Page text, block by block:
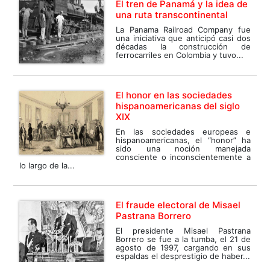
El tren de Panamá y la idea de
una ruta transcontinental
La Panama Railroad Company fue
una iniciativa que anticipó casi dos
décadas la construcción de
ferrocarriles en Colombia y tuvo...
El honor en las sociedades
hispanoamericanas del siglo
XIX
En las sociedades europeas e
hispanoamericanas, el “honor” ha
sido una noción manejada
consciente o inconscientemente a
lo largo de la...
El fraude electoral de Misael
Pastrana Borrero
El presidente Misael Pastrana
Borrero se fue a la tumba, el 21 de
agosto de 1997, cargando en sus
espaldas el desprestigio de haber...